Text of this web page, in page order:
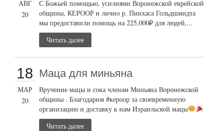
АВГ
20
С Божьей помощью, усилиями Воронежской еврейской
общины, КЕРООР и лично р. Пинхаса Гольдшмидта
мы предоставили помощь на 225,000₽ для людей,...
Читать далее
18
МАР
20
Маца для миньяна
Вручение мацы и сока членам Миньяна Воронежской
общины . Благодарим #кероор за своевременную
организацию и доставку к нам Израильской мацы
Читать далее